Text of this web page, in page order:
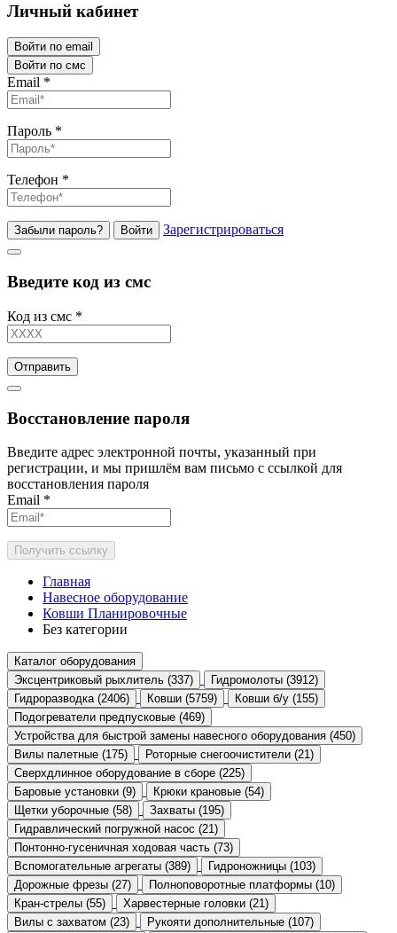
Личный кабинет
Войти по email
Войти по смс
Email *
Пароль *
Телефон *
Забыли пароль? Войти Зарегистрироваться
Введите код из смс
Код из смс *
Отправить
Восстановление пароля
Введите адрес электронной почты, указанный при
регистрации, и мы пришлём вам письмо с ссылкой для
восстановления пароля
Email *
Получить ссылку
Главная
Навесное оборудование
Ковши Планировочные
Без категории
Каталог оборудования
Эксцентриковый рыхлитель (337)
Гидромолоты (3912)
Гидроразводка (2406)
Ковши (5759)
Ковши б/у (155)
Подогреватели предпусковые (469)
Устройства для быстрой замены навесного оборудования (450)
Вилы палетные (175)
Роторные снегоочистители (21)
Сверхдлинное оборудование в сборе (225)
Баровые установки (9)
Крюки крановые (54)
Щетки уборочные (58)
Захваты (195)
Гидравлический погружной насос (21)
Понтонно-гусеничная ходовая часть (73)
Вспомогательные агрегаты (389)
Гидроножницы (103)
Дорожные фрезы (27)
Полноповоротные платформы (10)
Кран-стрелы (55)
Харвестерные головки (21)
Вилы с захватом (23)
Рукояти дополнительные (107)